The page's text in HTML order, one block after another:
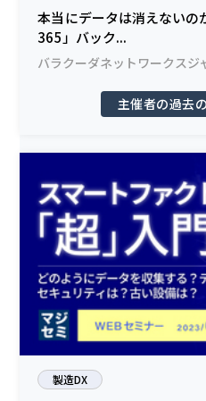
本当にデータは消えない
365」バック...
バラクーダネットワークスジ
主催者の過去
製造DX